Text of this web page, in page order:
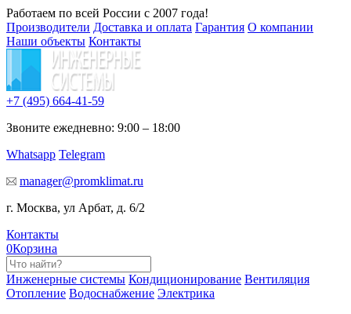
Работаем по всей России с 2007 года!
Производители Доставка и оплата Гарантия О компании
Наши объекты Контакты
+7 (495) 664-41-59
Звоните ежедневно: 9:00 – 18:00
Whatsapp Telegram
manager@promklimat.ru
г. Москва, ул Арбат, д. 6/2
Контакты
0Корзина
Инженерные системы Кондиционирование Вентиляция
Отопление Водоснабжение Электрика